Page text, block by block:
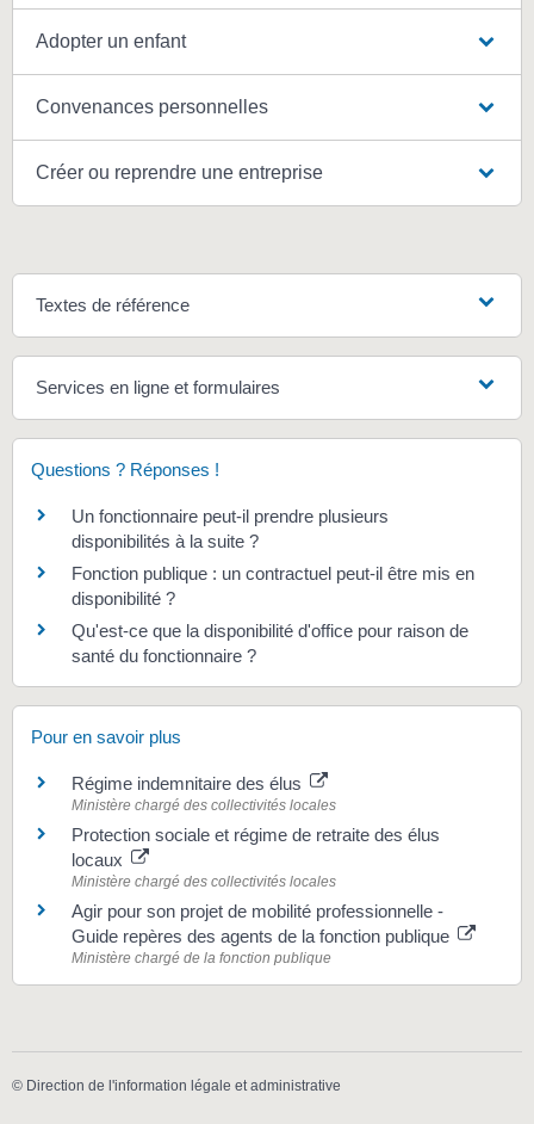
Adopter un enfant
Convenances personnelles
Créer ou reprendre une entreprise
Textes de référence
Services en ligne et formulaires
Questions ? Réponses !
Un fonctionnaire peut-il prendre plusieurs
disponibilités à la suite ?
Fonction publique : un contractuel peut-il être mis en
disponibilité ?
Qu'est-ce que la disponibilité d'office pour raison de
santé du fonctionnaire ?
Pour en savoir plus
Régime indemnitaire des élus
Ministère chargé des collectivités locales
Protection sociale et régime de retraite des élus
locaux
Ministère chargé des collectivités locales
Agir pour son projet de mobilité professionnelle -
Guide repères des agents de la fonction publique
Ministère chargé de la fonction publique
© Direction de l'information légale et administrative